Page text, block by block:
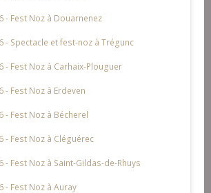
- Fest Noz à Douarnenez
- Spectacle et fest-noz à Trégunc
- Fest Noz à Carhaix-Plouguer
- Fest Noz à Erdeven
- Fest Noz à Bécherel
- Fest Noz à Cléguérec
- Fest Noz à Saint-Gildas-de-Rhuys
- Fest Noz à Auray